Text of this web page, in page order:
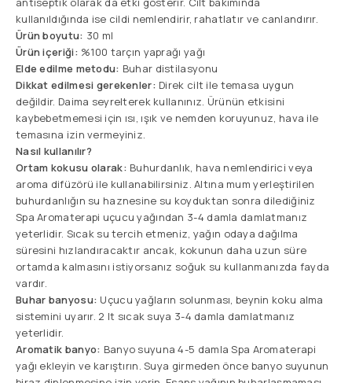
kullanıldığında ise cildi nemlendirir, rahatlatır ve canlandırır.
Ürün boyutu: 30 ml
Ürün içeriği: %100 tarçın yaprağı yağı
Elde edilme metodu: Buhar distilasyonu
Dikkat edilmesi gerekenler: Direk cilt ile temasa uygun
değildir. Daima seyrelterek kullanınız. Ürünün etkisini
kaybebetmemesi için ısı, ışık ve nemden koruyunuz, hava ile
temasına izin vermeyiniz.
Nasıl kullanılır?
Ortam kokusu olarak: Buhurdanlık, hava nemlendirici veya
aroma difüzörü ile kullanabilirsiniz. Altına mum yerleştirilen
buhurdanlığın su haznesine su koyduktan sonra dilediğiniz
Spa Aromaterapi uçucu yağından 3-4 damla damlatmanız
yeterlidir. Sıcak su tercih etmeniz, yağın odaya dağılma
süresini hızlandıracaktır ancak, kokunun daha uzun süre
ortamda kalmasını istiyorsanız soğuk su kullanmanızda fayda
vardır.
Buhar banyosu: Uçucu yağların solunması, beynin koku alma
sistemini uyarır. 2 lt sıcak suya 3-4 damla damlatmanız
yeterlidir.
Aromatik banyo: Banyo suyuna 4-5 damla Spa Aromaterapi
yağı ekleyin ve karıştırın. Suya girmeden önce banyo suyunun